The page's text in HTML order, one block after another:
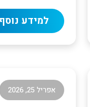
למידע נוסף
אפריל 25, 2026